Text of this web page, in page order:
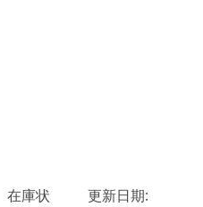
在庫状
更新日期: